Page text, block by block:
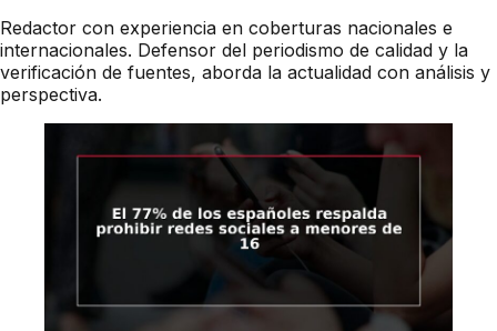
Redactor con experiencia en coberturas nacionales e
internacionales. Defensor del periodismo de calidad y la
verificación de fuentes, aborda la actualidad con análisis y
perspectiva.